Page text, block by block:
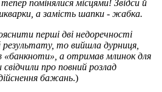
помінялися місцями! Звідси й
а замість шапки - жабка.
перші дві недоречності
то вийшла дурниця,
«банкноти», а отримав млинок для
про повний розлад
бажань.)